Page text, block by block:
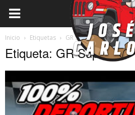
Inicio Etiquetas GR Supra
Etiqueta: GR Supra